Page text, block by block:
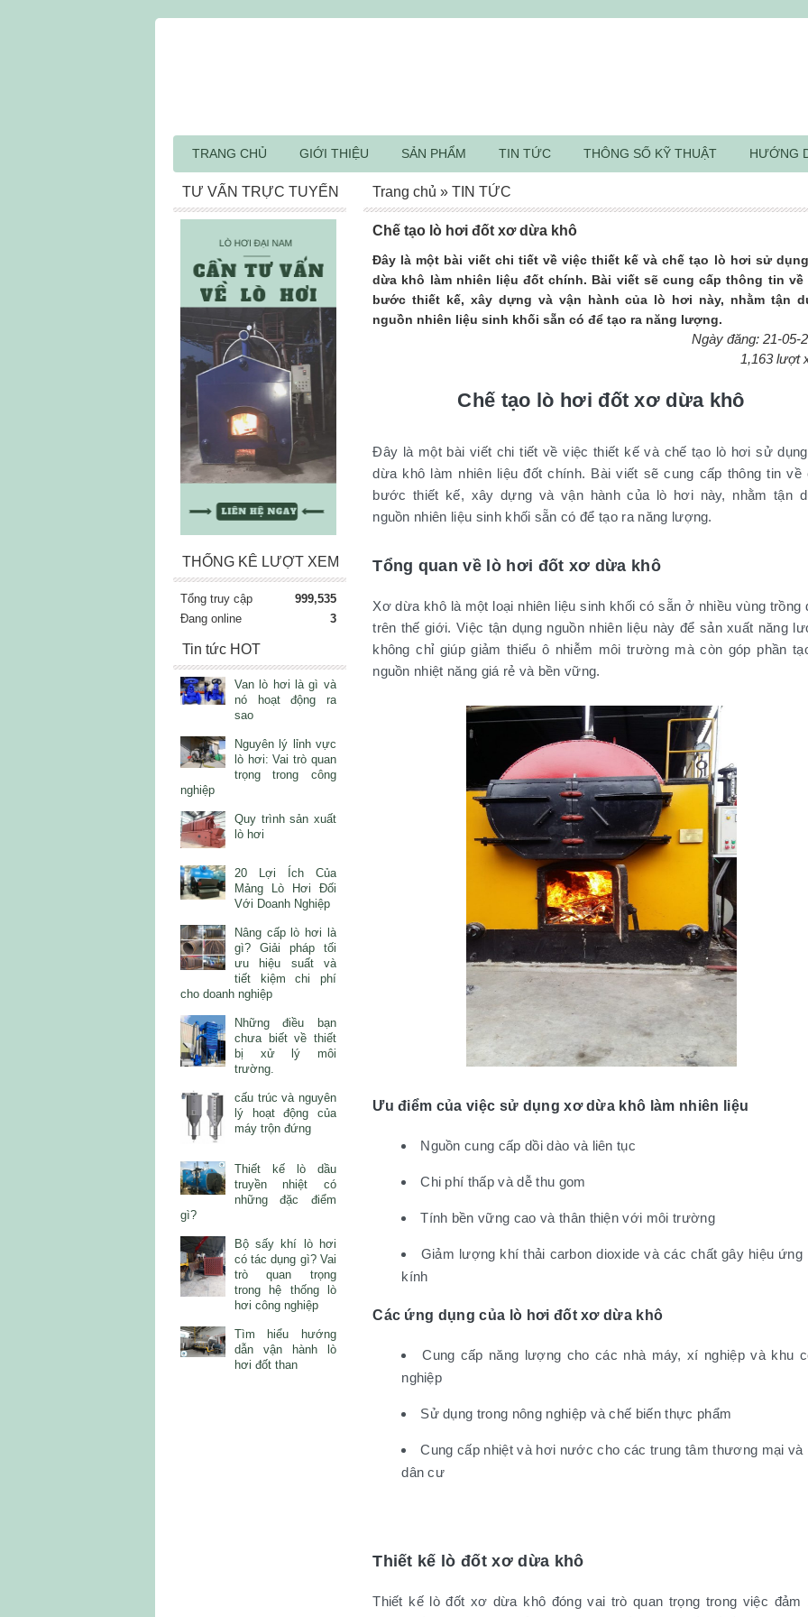
Chế tạo lò hơi đốt xơ dừa khô
Đây là một bài viết chi tiết về việc thiết kế và chế tạo lò hơi sử
dừa khô làm nhiên liệu đốt chính. Bài viết sẽ cung cấp thông tin về
bước thiết kế, xây dựng và vận hành của lò hơi này, nhằm tận
nguồn nhiên liệu sinh khối sẵn có để tạo ra năng lượng.
Ngày đăng: 21-05-
1,163 lượt
Chế tạo lò hơi đốt xơ dừa khô
Đây là một bài viết chi tiết về việc thiết kế và chế tạo lò hơi sử
dừa khô làm nhiên liệu đốt chính. Bài viết sẽ cung cấp thông tin về
bước thiết kế, xây dựng và vận hành của lò hơi này, nhằm tận
nguồn nhiên liệu sinh khối sẵn có để tạo ra năng lượng.
Tổng quan về lò hơi đốt xơ dừa khô
Xơ dừa khô là một loại nhiên liệu sinh khối có sẵn ở nhiều vùng trồng
trên thế giới. Việc tận dụng nguồn nhiên liệu này để sản xuất năng
không chỉ giúp giảm thiểu ô nhiễm môi trường mà còn góp phần
nguồn nhiệt năng giá rẻ và bền vững.
Ưu điểm của việc sử dụng xơ dừa khô làm nhiên liệu
Nguồn cung cấp dồi dào và liên tục
Chi phí thấp và dễ thu gom
Tính bền vững cao và thân thiện với môi trường
Giảm lượng khí thải carbon dioxide và các chất gây hiệu ứng
kính
Các ứng dụng của lò hơi đốt xơ dừa khô
Cung cấp năng lượng cho các nhà máy, xí nghiệp và khu
nghiệp
Sử dụng trong nông nghiệp và chế biến thực phẩm
Cung cấp nhiệt và hơi nước cho các trung tâm thương mại và
dân cư
Thiết kế lò đốt xơ dừa khô
Thiết kế lò đốt xơ dừa khô đóng vai trò quan trọng trong việc đảm
Trang chủ »TIN TỨC
TƯ VẤN TRỰC TUYẾN
THỐNG KÊ LƯỢT XEM
Tổng truy cập
999,535
Đang online
3
Tin tức HOT
Van lò hơi là gì và
nó hoạt động ra
sao
Nguyên lý lỉnh vực
lò hơi: Vai trò quan
trọng trong công
nghiệp
Quy trình sản xuất
lò hơi
20 Lợi Ích Của
Mảng Lò Hơi Đối
Với Doanh Nghiệp
Nâng cấp lò hơi là
gì? Giải pháp tối
ưu hiệu suất và
tiết kiệm chi phí
cho doanh nghiệp
Những điều bạn
chưa biết về thiết
bị xử lý môi
trường.
cấu trúc và nguyên
lý hoạt động của
máy trộn đứng
Thiết kế lò dầu
truyền nhiệt có
những đặc điểm
gì?
Bộ sấy khí lò hơi
có tác dụng gì? Vai
trò quan trọng
trong hệ thống lò
hơi công nghiệp
Tìm hiểu hướng
dẫn vận hành lò
hơi đốt than
TRANG CHỦ GIỚI THIỆU SẢN PHẨM TIN TỨC THÔNG SỐ KỸ THUẬT HƯỚNG